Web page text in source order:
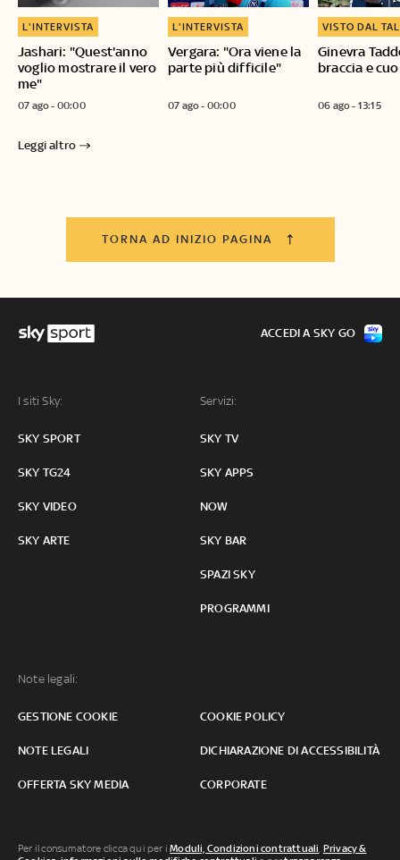
Jashari: "Quest'anno
voglio mostrare il vero
me"
L'INTERVISTA
07 ago - 00:00
Vergara: "Ora viene la
parte più difficile"
L'INTERVISTA
07 ago - 00:00
Ginevra
braccia e
VISTO DAL
06 ago - 13:15
Leggi altro
TORNA AD INIZIO PAGINA
I siti Sky:
SKY SPORT
SKY TG24
SKY VIDEO
SKY ARTE
Servizi:
SKY TV
SKY APPS
NOW
SKY BAR
SPAZI SKY
PROGRAMMI
Note legali:
GESTIONE COOKIE COOKIE POLICY
NOTE LEGALI DICHIARAZIONE DI ACCESSIBILITÀ
OFFERTA SKY MEDIA CORPORATE
ACCEDI A SKY GO
Per il consumatore clicca qui per iModuli, Condizioni contrattuali Privacy &